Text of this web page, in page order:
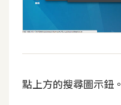
點上方的搜尋圖示鈕。